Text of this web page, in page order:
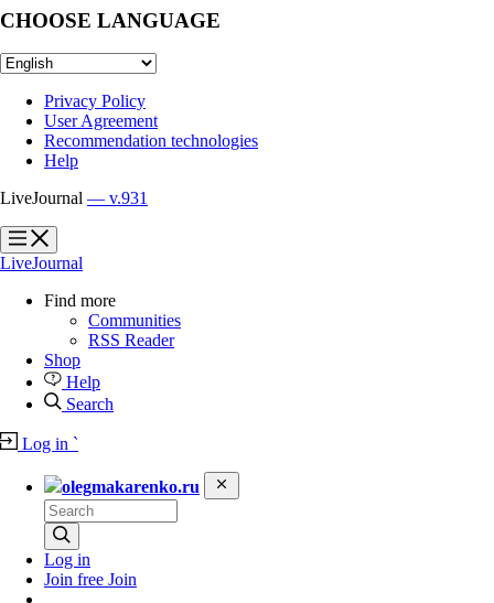
CHOOSE LANGUAGE
Privacy Policy
User Agreement
Recommendation technologies
Help
LiveJournal — v.931
?
?
LiveJournal
Find more
Communities
RSS Reader
Shop
Help
Search
Log in `
olegmakarenko.ru
Log in
Join free Join